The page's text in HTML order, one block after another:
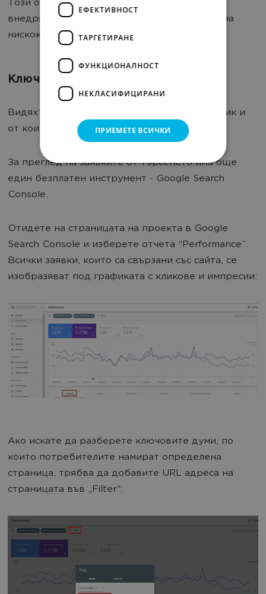
Този отчет е полезен за проектиране и
внедряване на стратегии за оптимизиране на
нискокачествените страници.
Ключови думи
Видяхте колко потребители идват от органик и
от кои страници. Но по кои ключови думи?
За преглед на заявките от търсенето има още
един безплатен инструмент - Google Search
Console.
Отидете на страницата на проекта в Google
Search Console и изберете отчета “Performance”.
Всички заявки, които са свързани със сайта, се
изобразяват под графиката с кликове и импресии:
Ако искате да разберете ключовите думи, по
които потребителите намират определена
страница, трябва да добавите URL адреса на
страницата във „Filter“:
ЕФЕКТИВНОСТ
ТАРГЕТИРАНЕ
ФУНКЦИОНАЛНОСТ
НЕКЛАСИФИЦИРАНИ
ПРИЕМЕТЕ ВСИЧКИ